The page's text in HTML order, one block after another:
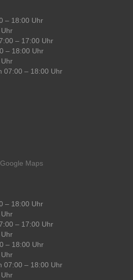
– 18:00 Uhr
– 17:00 Uhr
– 18:00 Uhr
07:00 – 18:00 Uhr
Maps
– 18:00 Uhr
– 17:00 Uhr
– 18:00 Uhr
07:00 – 18:00 Uhr